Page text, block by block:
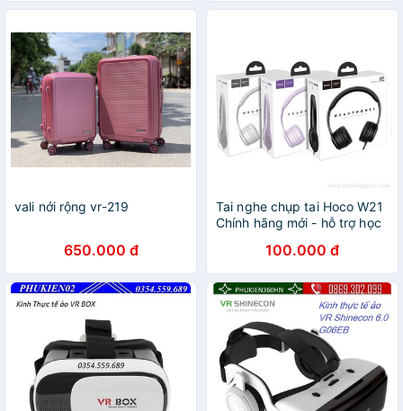
vali nới rộng vr-219
650.000 đ
Tai nghe chụp tai Hoco W21
Chính hãng mới - hỗ trợ học
- bảo hành 12 tháng
100.000 đ